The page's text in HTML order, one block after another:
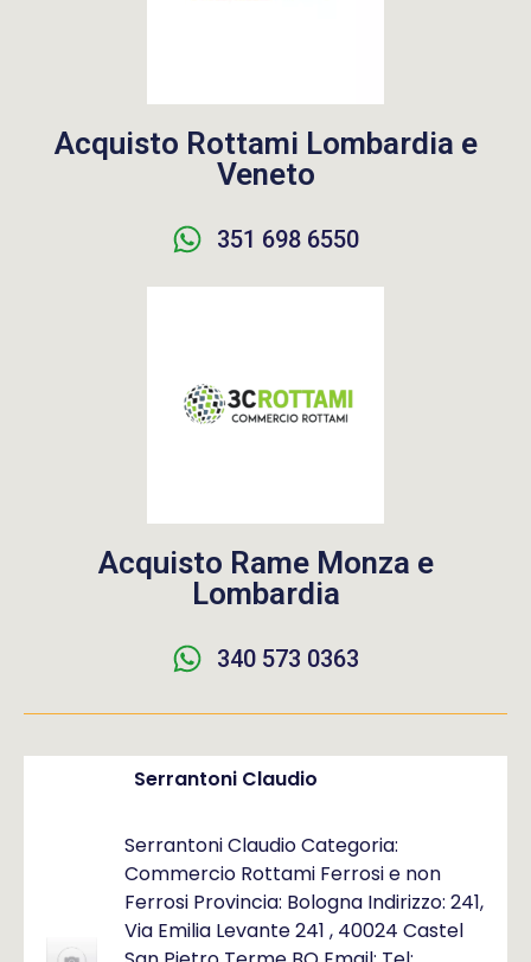
Acquisto Rottami Lombardia e
Veneto
351 698 6550
Acquisto Rame Monza e
Lombardia
340 573 0363
Serrantoni Claudio
Serrantoni Claudio Categoria:
Commercio Rottami Ferrosi e non
Ferrosi Provincia: Bologna Indirizzo: 241,
Via Emilia Levante 241 , 40024 Castel